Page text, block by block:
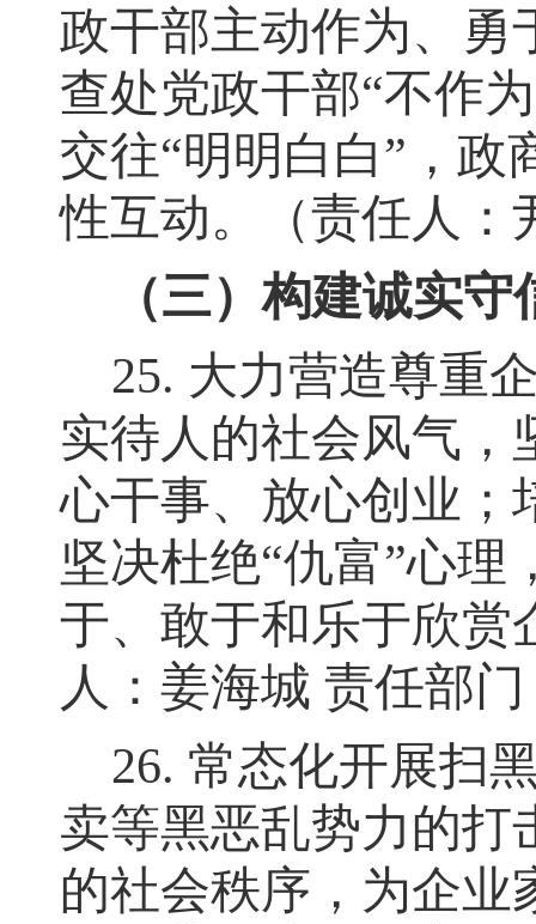
政干部主动作为、勇
查处党政干部“不作为
交往“明明白白” ， 政
性互动。（责任人：
（三）构建诚实
25. 大力营造尊重
实待人的社会风气，
心干事、放心创业；
坚决杜绝“仇富”心理
于、敢于和乐于欣赏
人：姜海城 责任部
26. 常态化开展扫
卖等黑恶乱势力的打
的社会秩序 ， 为企业